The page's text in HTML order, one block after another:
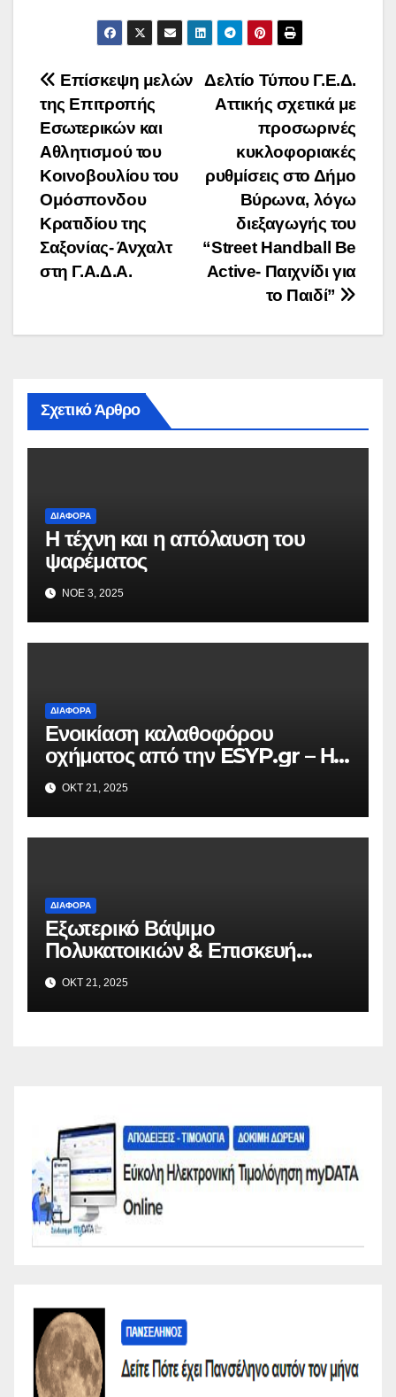
Πλοήγηση
άρθρων
Δελτίο Τύπου Γ.Ε.Δ.
Αττικής σχετικά με
προσωρινές
κυκλοφοριακές
ρυθμίσεις στο Δήμο
Βύρωνα, λόγω
διεξαγωγής του
“Street Handball Be
Active- Παιχνίδι για
το Παιδί”
Επίσκεψη μελών
της Επιτροπής
Εσωτερικών και
Αθλητισμού του
Κοινοβουλίου του
Ομόσπονδου
Κρατιδίου της
Σαξονίας- Άνχαλτ
στη Γ.Α.Δ.Α.
Σχετικό Άρθρο
ΔΙΆΦΟΡΑ
Η τέχνη και η απόλαυση του
ψαρέματος
ΝΟΈ 3, 2025
ΔΙΆΦΟΡΑ
Ενοικίαση καλαθοφόρου
οχήματος από την ESYP.gr – Η
αξιόπιστη λύση για κάθε εργασία
σε ύψος
ΟΚΤ 21, 2025
ΔΙΆΦΟΡΑ
Εξωτερικό Βάψιμο
Πολυκατοικιών & Επισκευή
Μπαλκονιών σε Όλη την Αττική –
VAFO.GR
ΟΚΤ 21, 2025